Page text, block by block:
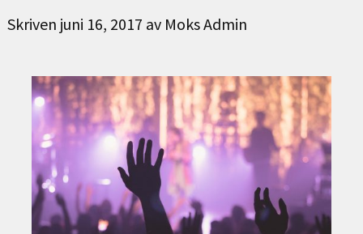
Skriven juni 16, 2017 av Moks Admin